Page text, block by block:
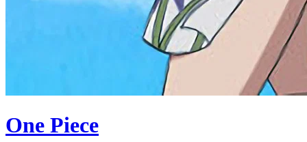
One Piece